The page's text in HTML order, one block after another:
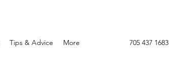
Tips & Advice More 705 437 1683